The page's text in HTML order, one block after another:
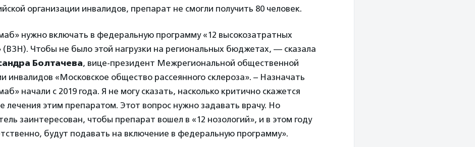
организации инвалидов, препарат не смогли получить 80 человек.
нужно включать в федеральную программу «12 высокозатратных
(ВЗН). Чтобы не было этой нагрузки на региональных бюджетах, — сказала
Болтачева, вице-президент Межрегиональной общественной
инвалидов «Московское общество рассеянного склероза». – Назначать
начали с 2019 года. Я не могу сказать, насколько критично скажется
лечения этим препаратом. Этот вопрос нужно задавать врачу. Но
заинтересован, чтобы препарат вошел в «12 нозологий», и в этом году
будут подавать на включение в федеральную программу».